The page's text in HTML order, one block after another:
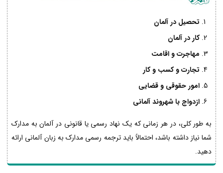
تحصیل در آلمان
کار در آلمان
مهاجرت و اقامت
تجارت و کسب و کار
امور حقوقی و قضایی
ازدواج با شهروند آلمانی
به طور کلی، در هر زمانی که یک نهاد رسمی یا قانونی در آلمان به مدارک
شما نیاز داشته باشد، احتمالاً باید ترجمه رسمی مدارک به زبان آلمانی ارائه
دهید.